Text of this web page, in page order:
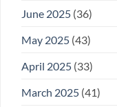
June 2025(36)
May 2025(43)
April 2025(33)
March 2025(41)